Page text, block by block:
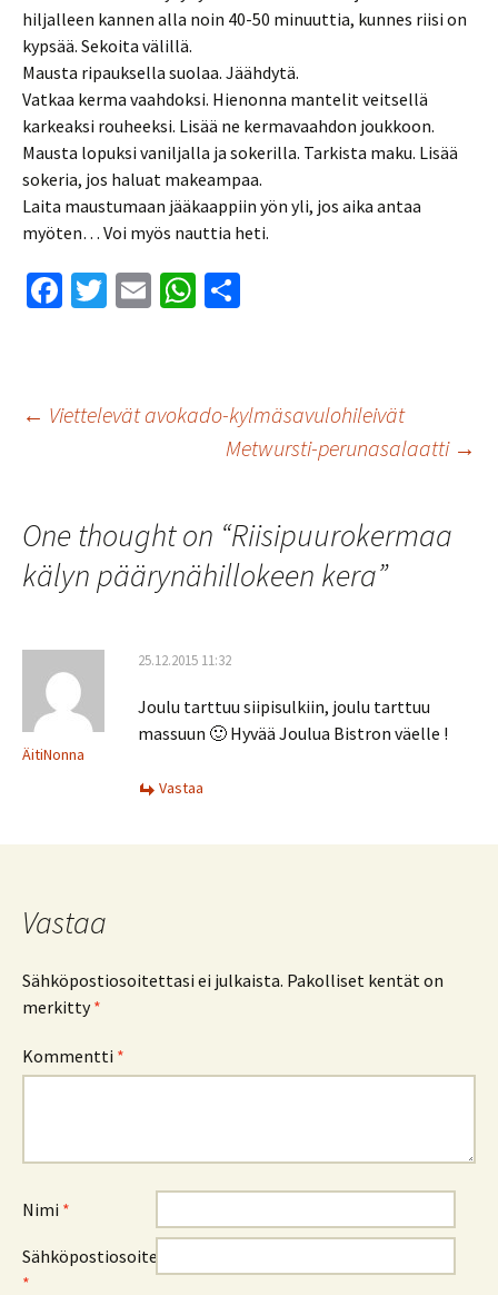
hiljalleen kannen alla noin 40-50 minuuttia, kunnes riisi on
kypsää. Sekoita välillä.
Mausta ripauksella suolaa. Jäähdytä.
Vatkaa kerma vaahdoksi. Hienonna mantelit veitsellä
karkeaksi rouheeksi. Lisää ne kermavaahdon joukkoon.
Mausta lopuksi vaniljalla ja sokerilla. Tarkista maku. Lisää
sokeria, jos haluat makeampaa.
Laita maustumaan jääkaappiin yön yli, jos aika antaa
myöten… Voi myös nauttia heti.
Fa
o
o
T
er
E
W
sA
p
e
Artikkelien
← Viettelevät avokado-kylmäsavulohileivät
Metwursti-perunasalaatti →
One thought on “Riisipuurokermaa
kälyn päärynähillokeen kera”
ÄitiNonna
25.12.2015 11:32
Joulu tarttuu siipisulkiin, joulu tarttuu
massuun 🙂 Hyvää Joulua Bistron väelle !
Vastaa
Vastaa
Sähköpostiosoitettasi ei julkaista. Pakolliset kentät on
merkitty*
Kommentti *
Nimi *
Sähköpostiosoite
*